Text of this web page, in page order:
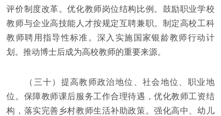
评价制度改革。优化教师岗位结构比例。鼓励职业学校
教师与企业高技能人才按规定互聘兼职。制定高校工科
教师聘用指导性标准。深入实施国家银龄教师行动计
划。推动博士后成为高校教师的重要来源。
（三十）提高教师政治地位、社会地位、职业地
位。保障教师课后服务工作合理待遇，优化教师工资结
构，落实完善乡村教师生活补助政策。强化高中、幼儿